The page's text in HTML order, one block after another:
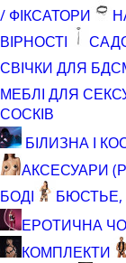
/ ФІКСАТОРИ
ВІРНОСТІ
СВІЧКИ ДЛЯ
МЕБЛІ ДЛЯ
СОСКІВ
БІЛИЗНА І
АКСЕСУАРИ
БОДІ
БЮСТЬЕ,
ЕРОТИЧНА
КОМПЛЕКТИ